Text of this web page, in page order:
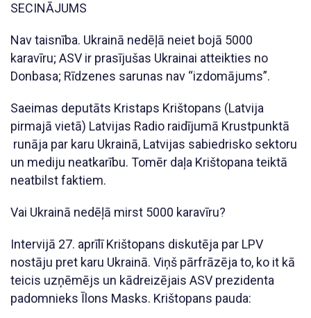
SECINĀJUMS
Nav taisnība. Ukrainā nedēļā neiet bojā 5000
karavīru; ASV ir prasījušas Ukrainai atteikties no
Donbasa; Rīdzenes sarunas nav “izdomājums”.
Saeimas deputāts Kristaps Krištopans (Latvija
pirmajā vietā) Latvijas Radio raidījumā Krustpunktā
runāja par karu Ukrainā, Latvijas sabiedrisko sektoru
un mediju neatkarību. Tomēr daļa Krištopana teiktā
neatbilst faktiem.
Vai Ukrainā nedēļā mirst 5000 karavīru?
Intervijā 27. aprīlī Krištopans diskutēja par LPV
nostāju pret karu Ukrainā. Viņš pārfrāzēja to, ko it kā
teicis uzņēmējs un kādreizējais ASV prezidenta
padomnieks Īlons Masks. Krištopans pauda: